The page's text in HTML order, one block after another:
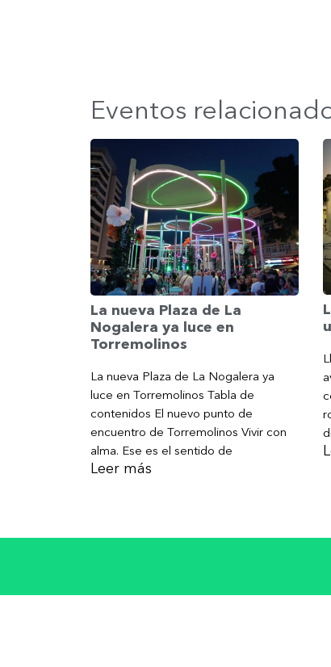
Eventos
La nueva Plaza de La
Nogalera ya luce en
Torremolinos
La nueva Plaza de La Nogalera ya
luce en Torremolinos Tabla de
contenidos El nuevo punto de
encuentro de Torremolinos Vivir con
alma. Ese es el sentido de
Leer más